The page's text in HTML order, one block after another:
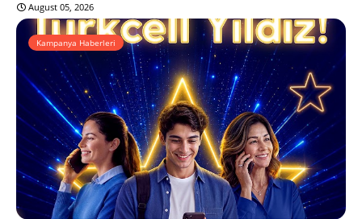
August 05, 2026
Kampanya Haberleri